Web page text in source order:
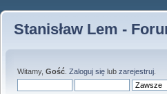
Stanisław Lem -
Witamy, Gość Zaloguj się lub zarejestruj